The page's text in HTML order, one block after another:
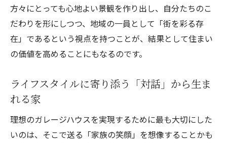
方々にとっても心地よい景観を作り出し、自分たちのこ
だわりを形にしつつ、地域の一員として「街を彩る存
在」であるという視点を持つことが、結果として住まい
の価値を高めることにもなるのです。
ライフスタイルに寄り添う「対話」から生ま
れる家
理想のガレージハウスを実現するために最も大切にした
いのは、そこで送る「家族の笑顔」を想像することかも